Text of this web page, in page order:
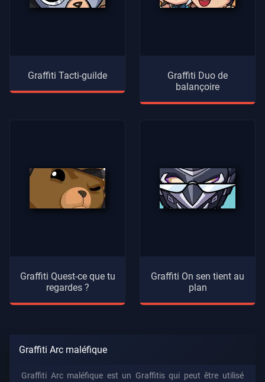
Graffiti Tacti-guilde
Graffiti Duo de
balançoire
Graffiti Quest-ce que tu
regardes ?
Graffiti On sen tient au
plan
Graffiti Arc maléfique
Graffiti Arc maléfique est un Graffitis qui peut être utilisé